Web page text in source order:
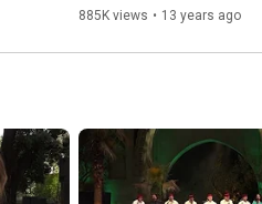
885K views • 13 years ago